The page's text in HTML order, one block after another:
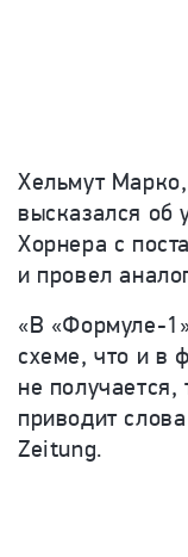
Хельмут
высказался об
Хорнера с
и провел
«В «Формуле-
схеме, что и в
не
приводит
Zeitung.